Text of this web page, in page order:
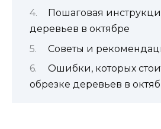
Пошаговая
деревьев в октябре
Советы и
Ошибки, которых
обрезке деревьев в